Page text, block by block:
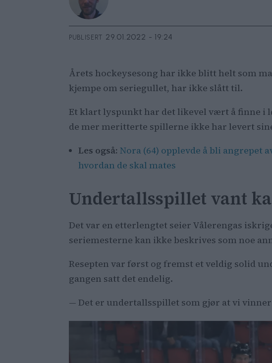
PUBLISERT 29.01.2022 - 19:24
Årets hockeysesong har ikke blitt helt som
kjempe om seriegullet, har ikke slått til.
Et klart lyspunkt har det likevel vært å finne i
de mer meritterte spillerne ikke har levert
Les også: Nora (64) opplevde å bli angrepet
hvordan de skal mates
Undertallsspillet vant
Det var en etterlengtet seier Vålerengas
seriemesterne kan ikke beskrives som noe
Resepten var først og fremst et veldig solid
gangen satt det endelig.
— Det er undertallsspillet som gjør at vi